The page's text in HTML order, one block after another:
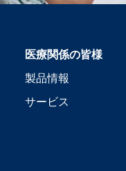
医療関係の皆様
製品情報
サービス